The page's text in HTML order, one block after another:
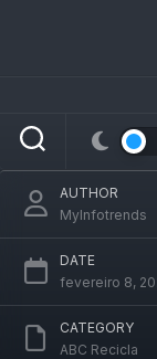
A
Moda:
AUTHOR
MyInfotrends
DATE
fevereiro 8,
CATEGORY
ABC Recicla